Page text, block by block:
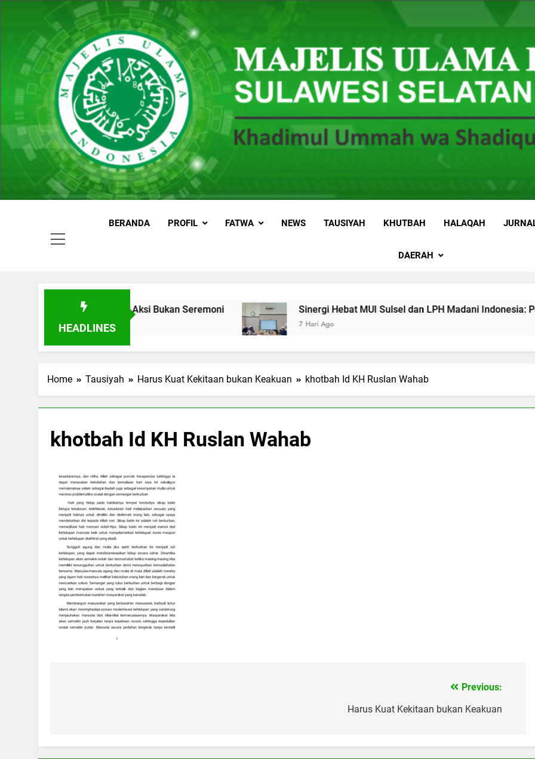
MUI Sulawesi Selatan
BERANDA PROFIL FATWA NEWS TAUSIYAH KHUTBAH HALAQAH
DAERAH
HEADLINES
Toleransi Lewat Aksi Bukan Seremoni Sinergi Hebat MUI Sulsel dan LPH Madani Indonesia: Percepat
7 Hari Ago
Home Tausiyah Harus Kuat Kekitaan bukan Keakuan khotbah Id KH Ruslan Wahab
khotbah Id KH Ruslan Wahab
Previous:
Harus Kuat Kekitaan bukan Keakuan